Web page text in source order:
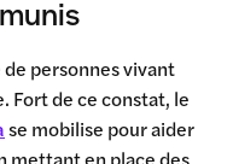
de personnes vivant
Fort de ce constat, le
se mobilise pour aider